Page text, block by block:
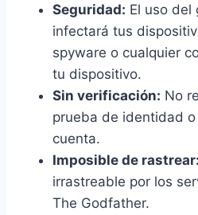
Seguridad: El uso del
infectará tus
spyware o cualquier
tu dispositivo.
Sin verificación: No
prueba de identidad
cuenta.
Imposible de rastrear:
irrastreable por los
The Godfather.